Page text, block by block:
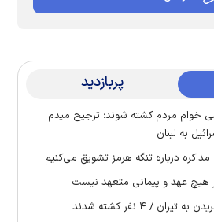
پربازدید
نمی خوام مردم کشته شوند؛ ترجیح میدم
به لبنان
درباره تنگه هرمز تشویق می‌کنیم
هیچ عهد و پیمانی متعهد نیست
/ ۴ نفر کشته شدند